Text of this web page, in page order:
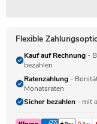
Flexible
Kauf auf Rechnung -
bezahlen
Ratenzahlung -
Monatsraten
Sicher bezahlen - mit